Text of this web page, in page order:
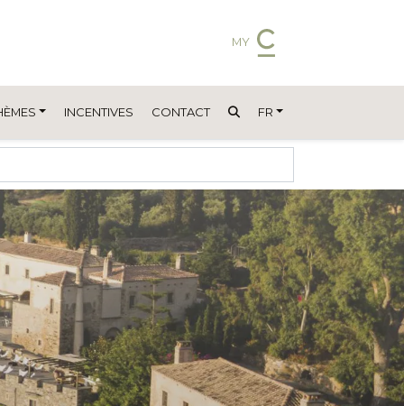
MY
INCENTIVES CONTACT FR